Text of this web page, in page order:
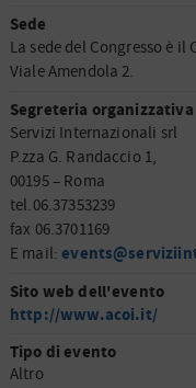
Sede
La sede del Congresso è
Viale Amendola 2.
Segreteria organizzativa
Servizi Internazionali srl
P.zza G. Randaccio 1,
00195 – Roma
tel.06.37353239
fax 06.3701169
E mail:
Sito web dell'evento
http://www.acoi.it/
Tipo di evento
Altro